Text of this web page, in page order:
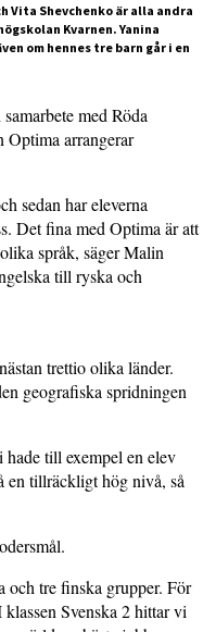
Vita Shevchenko är alla andra
Kvarnen. Yanina
om hennes tre barn går i en
med Röda
Optima arrangerar
sedan har eleverna
Det fina med Optima är att
språk, säger Malin
till ryska och
trettio olika länder.
geografiska spridningen
till exempel en elev
en tillräckligt hög nivå, så
och tre finska grupper. För
Svenska 2 hittar vi